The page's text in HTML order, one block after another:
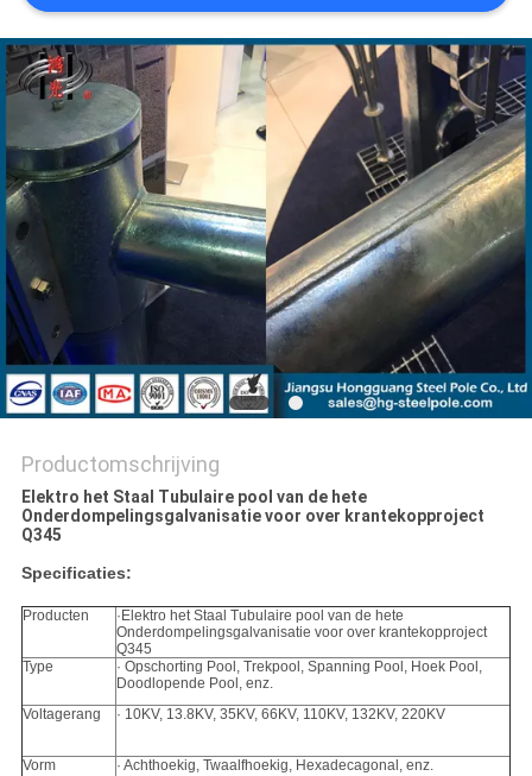
VERZOEK
OM EEN
CITAAT
SITEMAP
PRIVACYBELEID
Productomschrijving
Elektro het Staal Tubulaire pool van de hete
Onderdompelingsgalvanisatie voor over krantekopproject
Q345
Specificaties:
Producten
·Elektro het Staal Tubulaire pool van de hete
Onderdompelingsgalvanisatie voor over krantekopproject
Q345
Type
· Opschorting Pool, Trekpool, Spanning Pool, Hoek Pool,
Doodlopende Pool, enz.
Voltagerang
· 10KV, 13.8KV, 35KV, 66KV, 110KV, 132KV, 220KV
Vorm · Achthoekig, Twaalfhoekig, Hexadecagonal, enz.